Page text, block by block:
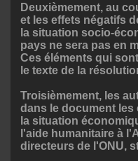
Deuxièmement, au
et les effets négatifs
la situation socio-
pays ne sera pas en
Ces éléments qui
le texte de la
Troisièmement, les
dans le document
la situation
l'aide humanitaire à
directeurs de l'ONU,